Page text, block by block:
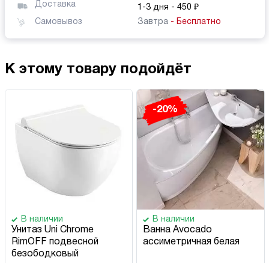
Доставка 1-3 дня - 450 ₽
Самовывоз
Завтра - Бесплатно
К этому товару подойдёт
В наличии
Унитаз Uni Chrome
RimOFF подвесной
безободковый
-20%
В наличии
Ванна Avocado
ассиметричная белая